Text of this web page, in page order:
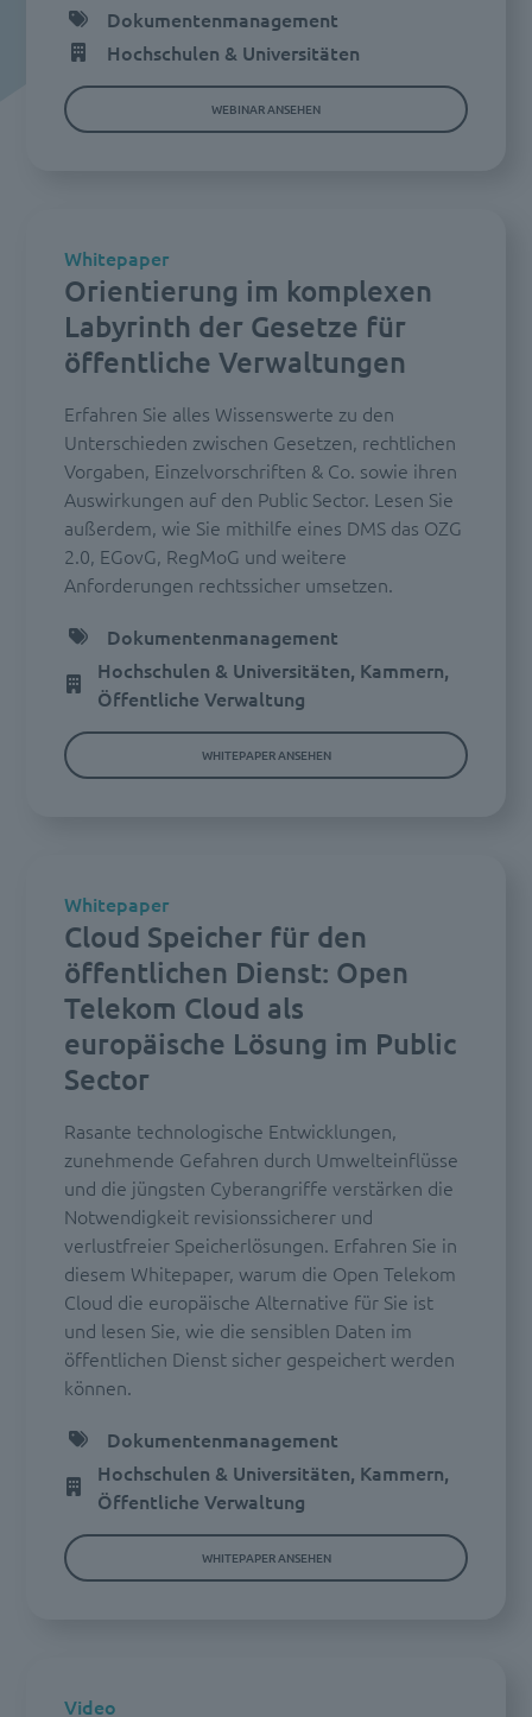
Dokumentenmanagement
Hochschulen & Universitäten
WEBINAR ANSEHEN
Orientierung im komplexen
Labyrinth der Gesetze für
öffentliche Verwaltungen
Whitepaper
Erfahren Sie alles Wissenswerte zu den
Unterschieden zwischen Gesetzen, rechtlichen
Vorgaben, Einzelvorschriften & Co. sowie ihren
Auswirkungen auf den Public Sector. Lesen Sie
außerdem, wie Sie mithilfe eines DMS das OZG
2.0, EGovG, RegMoG und weitere
Anforderungen rechtssicher umsetzen.
Dokumentenmanagement
Hochschulen & Universitäten, Kammern,
Öffentliche Verwaltung
WHITEPAPER ANSEHEN
Cloud Speicher für den
öffentlichen Dienst: Open
Telekom Cloud als
europäische Lösung im Public
Sector
Whitepaper
Rasante technologische Entwicklungen,
zunehmende Gefahren durch Umwelteinflüsse
und die jüngsten Cyberangriffe verstärken die
Notwendigkeit revisionssicherer und
verlustfreier Speicherlösungen. Erfahren Sie in
diesem Whitepaper, warum die Open Telekom
Cloud die europäische Alternative für Sie ist
und lesen Sie, wie die sensiblen Daten im
öffentlichen Dienst sicher gespeichert werden
können.
Dokumentenmanagement
Hochschulen & Universitäten, Kammern,
Öffentliche Verwaltung
WHITEPAPER ANSEHEN
Video